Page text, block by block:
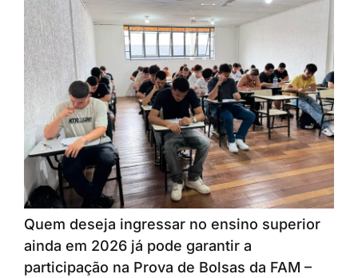
Quem deseja ingressar no ensino superior
ainda em 2026 já pode garantir a
participação na Prova de Bolsas da FAM –